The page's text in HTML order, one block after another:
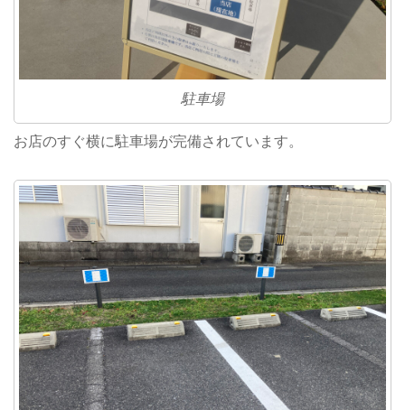
駐車場
お店のすぐ横に駐車場が完備されています。